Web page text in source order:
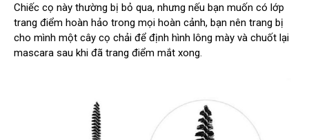
Chiếc cọ này thường bị bỏ qua, nhưng nếu bạn muốn có lớp
trang điểm hoàn hảo trong mọi hoàn cảnh, bạn nên trang bị
cho mình một cây cọ chải để định hình lông mày và chuốt lại
mascara sau khi đã trang điểm mắt xong.